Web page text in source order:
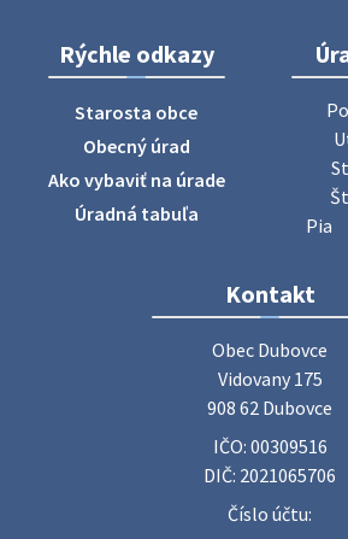
ZBER ŽELEZA
Obecný úrad oznamuje občanom, že v
sa v našej obci uskutoční zber železa.
úradu budú od 8.00 hod. prechádzať
železný odpad …
27. júla 2026 06:31
Zájazd do Veľkého Medera
Základná organizácia Únie žien
srdečne pozýva svoje členky, ich
priateľov na jednodňový zájazd na
Poradne komplexnej pomoci
Rýchle odkazy
Starosta obce
Obecný úrad
Ako vybaviť na úrade
Úradná tabuľa
Pia
Kontakt
Obec Dubovce
Vidovany 175
908 62 Dubovce
IČO: 00309516
DIČ: 2021065706
Číslo účtu: